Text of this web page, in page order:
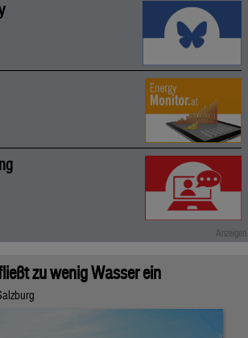
zu wenig Wasser ein